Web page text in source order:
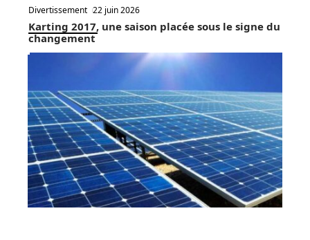
Divertissement 22 juin 2026
Karting 2017, une saison placée sous le signe du
changement